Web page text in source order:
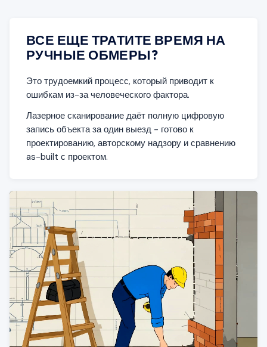
ВСЕ ЕЩЕ ТРАТИТЕ ВРЕМЯ НА
РУЧНЫЕ ОБМЕРЫ?
Это трудоемкий процесс, который приводит к
ошибкам из-за человеческого фактора.
Лазерное сканирование даёт полную цифровую
запись объекта за один выезд - готово к
проектированию, авторскому надзору и сравнению
as-built с проектом.